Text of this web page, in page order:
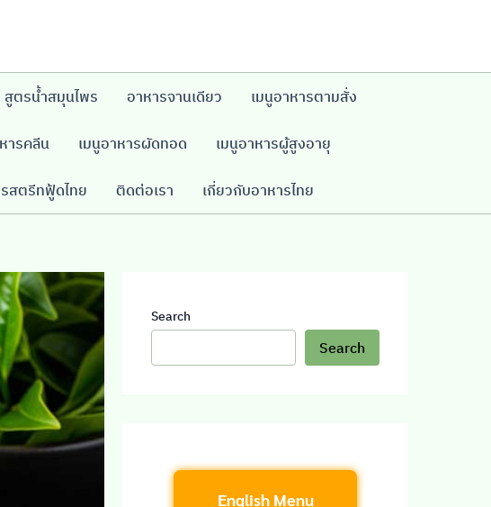
สูตรน้ำสมุนไพร อาหารจานเดียว เมนูอาหารตามสั่ง
ารคลีน เมนูอาหารผัดทอด เมนูอาหารผู้สูงอายุ
รสตรีทฟู้ดไทย ติดต่อเรา เกี่ยวกับอาหารไทย
Search
Search
English Menu